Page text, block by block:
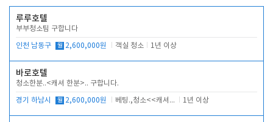
루루호텔
부부청소팀 구합니다
인천 남동구 월 2,600,000원 객실 청소 1년 이상
바로호텔
청소한분..<캐셔 한분>.. 구합니다.
경기 하남시 월 2,600,000원 베팅.,청소<<캐셔 모셔봅니다. 1년 이상